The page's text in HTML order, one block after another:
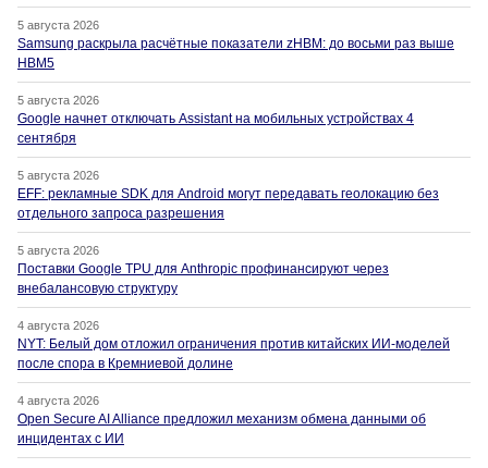
5 августа 2026
Samsung раскрыла расчётные показатели zHBM: до восьми раз выше
HBM5
5 августа 2026
Google начнет отключать Assistant на мобильных устройствах 4
сентября
5 августа 2026
EFF: рекламные SDK для Android могут передавать геолокацию без
отдельного запроса разрешения
5 августа 2026
Поставки Google TPU для Anthropic профинансируют через
внебалансовую структуру
4 августа 2026
NYT: Белый дом отложил ограничения против китайских ИИ-моделей
после спора в Кремниевой долине
4 августа 2026
Open Secure AI Alliance предложил механизм обмена данными об
инцидентах с ИИ